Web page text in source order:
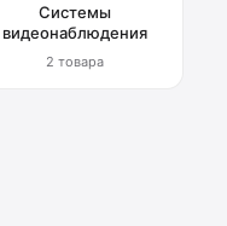
Системы
видеонаблюдения
2 товара